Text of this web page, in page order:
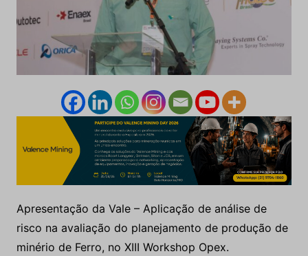
Apresentação da Vale – Aplicação de análise de
risco na avaliação do planejamento de produção de
minério de Ferro, no XIII Workshop Opex.